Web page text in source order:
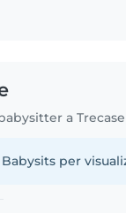
a Trecase
per